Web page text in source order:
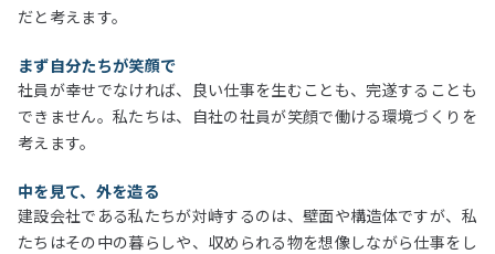
だと考えます。
まず自分たちが笑顔で
社員が幸せでなければ、良い仕事を生むことも、完遂することも
できません。私たちは、自社の社員が笑顔で働ける環境づくりを
考えます。
中を見て、外を造る
建設会社である私たちが対峙するのは、壁面や構造体ですが、私
たちはその中の暮らしや、収められる物を想像しながら仕事をし